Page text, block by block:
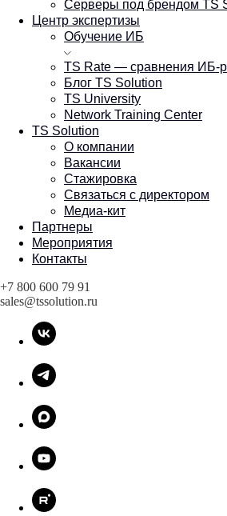
Серверы под брендом TS
Центр экспертизы
Обучение ИБ
TS Rate — сравнения ИБ-
Блог TS Solution
TS University
Network Training Center
TS Solution
О компании
Вакансии
Стажировка
Связаться с директором
Медиа-кит
Партнеры
Мероприятия
Контакты
+7 800 600 79 91
sales@tssolution.ru